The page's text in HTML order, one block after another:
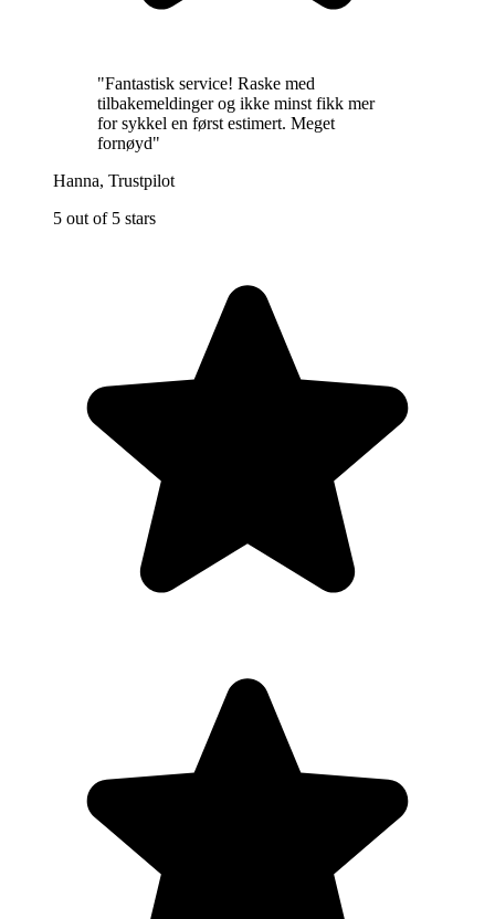
"Fantastisk service! Raske med
tilbakemeldinger og ikke minst fikk mer
for sykkel en først estimert. Meget
fornøyd"
Hanna, Trustpilot
5 out of 5 stars